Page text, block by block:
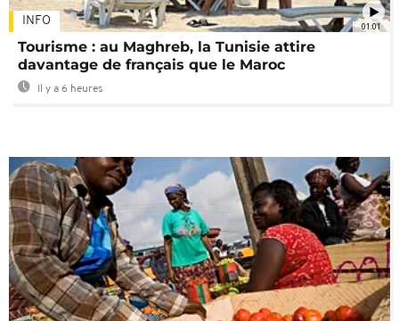
01:01
INFO
Tourisme : au Maghreb, la Tunisie attire
davantage de français que le Maroc
Il y a 6 heures